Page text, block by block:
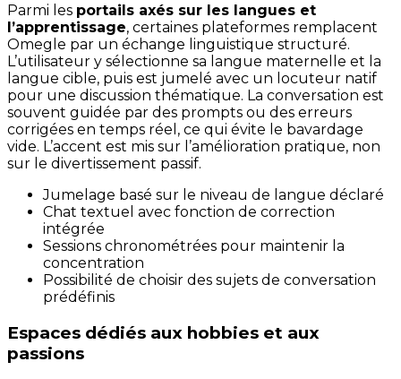
Parmi les portails axés sur les langues et
l’apprentissage, certaines plateformes remplacent
Omegle par un échange linguistique structuré.
L’utilisateur y sélectionne sa langue maternelle et la
langue cible, puis est jumelé avec un locuteur natif
pour une discussion thématique. La conversation est
souvent guidée par des prompts ou des erreurs
corrigées en temps réel, ce qui évite le bavardage
vide. L’accent est mis sur l’amélioration pratique, non
sur le divertissement passif.
Jumelage basé sur le niveau de langue déclaré
Chat textuel avec fonction de correction
intégrée
Sessions chronométrées pour maintenir la
concentration
Possibilité de choisir des sujets de conversation
prédéfinis
Espaces dédiés aux hobbies et aux
passions